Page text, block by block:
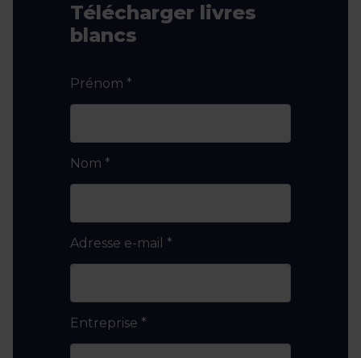
Télécharger livres
blancs
Prénom *
Nom *
Adresse e-mail *
Entreprise *